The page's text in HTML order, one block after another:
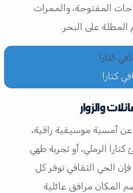
المفتوحة، والممرات
المطلة على البحر.
كتارا
والزوار
أمسية موسيقية راقية،
الرملي، أو تجربة طهي
الحي الثقافي توفر كل
المكان مرافق عائلية